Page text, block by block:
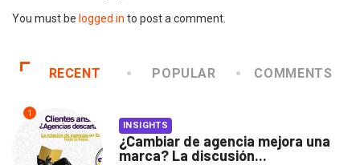
You must be logged in to post a comment.
RECENT POPULAR COMMENTS
1
INSIGHTS
¿Cambiar de agencia mejora una
marca? La discusión...